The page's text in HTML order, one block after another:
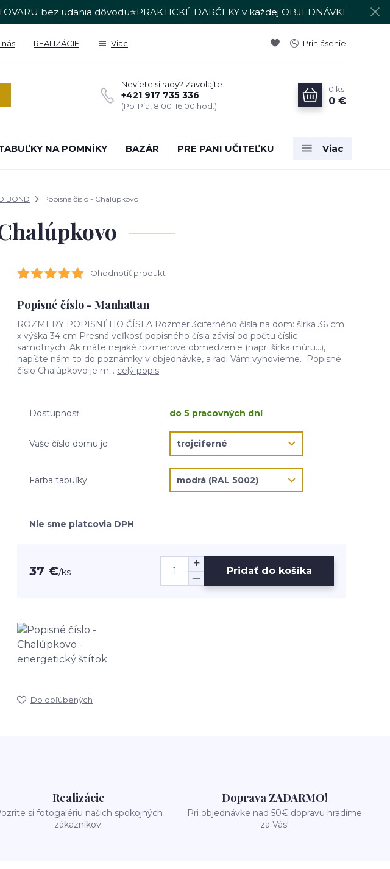
bez udania dôvodu⭐PRAKTICKÉ DARČEKY v každej OBJEDNÁVKE
nás REALIZÁCIE Viac Prihlásenie
Neviete si rady? Zavolajte.
+421 917 735 336
(Po-Pia, 8:00-16:00 hod.)
0 ks
0 €
NA POMNÍKY BAZÁR PRE PANI UČITEĽKU Viac
Popisné číslo - Chalúpkovo
Ohodnotiť produkt
Popisné číslo - Manhattan
ROZMERY POPISNÉHO ČÍSLA Rozmer 3ciferného čísla na dom: šírka 36 cm
x výška 34 cm Presná veľkosť popisného čísla závisí od počtu číslic
samotných. Ak máte nejaké rozmerové obmedzenie (napr. šírka múru...),
napíšte nám to do poznámky v objednávke, a radi Vám vyhovieme. Popisné
číslo Chalúpkovo je m... celý popis
Dostupnosť do 5 pracovných dní
Vaše číslo domu je
Farba tabuľky
Nie sme platcovia DPH
37 €/ks Pridať do košíka
Do obľúbených
Realizácie
si fotogalériu našich spokojných
zákazníkov.
Doprava ZADARMO!
Pri objednávke nad 50€ dopravu hradíme
za Vás!